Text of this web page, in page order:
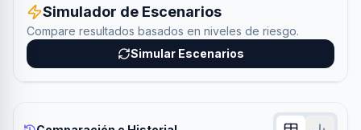
Simulador de Escenarios
Compare resultados basados en niveles de riesgo.
Simular Escenarios